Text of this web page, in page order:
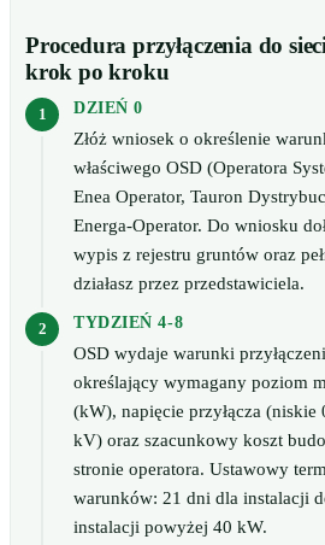
Procedura przyłączenia do
krok po kroku
DZIEŃ 0
Złóż wniosek o określenie
właściwego OSD (Operatora
Enea Operator, Tauron
Energa-Operator. Do wniosku
wypis z rejestru gruntów oraz
działasz przez przedstawiciela.
TYDZIEŃ 4-8
OSD wydaje warunki
określający wymagany poziom
(kW), napięcie przyłącza
kV) oraz szacunkowy koszt
stronie operatora. Ustawowy
warunków: 21 dni dla instalacji
instalacji powyżej 40 kW.